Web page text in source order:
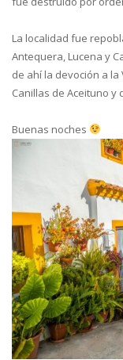
La localidad fue
Antequera, Lucena y
de ahí la devoción a
Canillas de Aceituno y
Buenas noches